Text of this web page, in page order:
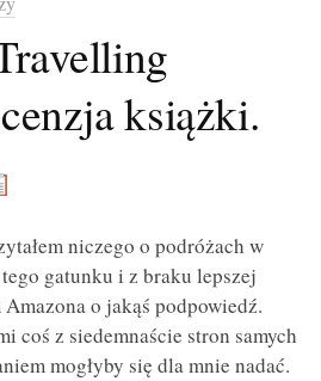
książki.
niczego o podróżach w
tego gatunku i z braku lepszej
o jakąś podpowiedź.
coś z siedemnaście stron samych
mogłyby się dla mnie nadać.